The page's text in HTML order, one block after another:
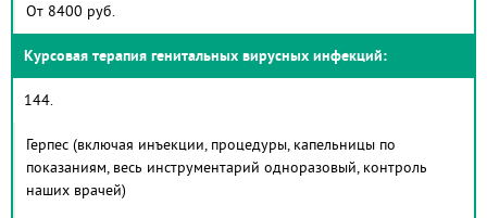
От 8400 руб.
Курсовая терапия генитальных вирусных инфекций:
144.
Герпес (включая инъекции, процедуры, капельницы по
показаниям, весь инструментарий одноразовый, контроль
наших врачей)